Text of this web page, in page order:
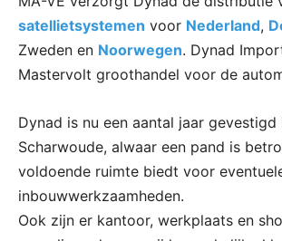
satellietsystemen voor Nederland,
Zweden en Noorwegen. Dynad
Mastervolt groothandel voor de
Dynad is nu een aantal jaar
Scharwoude, alwaar een pand is
voldoende ruimte biedt voor
inbouwwerkzaamheden.
Ook zijn er kantoor, werkplaats en